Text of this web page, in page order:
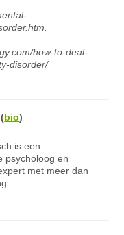
how-to-deal-
disorder/
(bio)
is een
psycholoog en
met meer dan